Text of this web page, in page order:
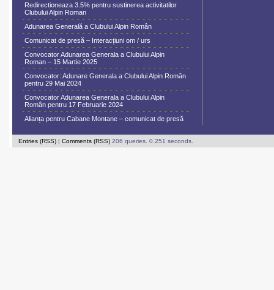
Redirectioneaza 3.5% pentru sustinerea activitatilor
Clubului Alpin Roman
Adunarea Generală a Clubului Alpin Român
Comunicat de presă – Interacțiuni om / urs
Convocator Adunarea Generala a Clubului Alpin
Roman – 15 Martie 2025
Convocator: Adunare Generala a Clubului Alpin Român
pentru 29 Mai 2024
Convocator Adunarea Generala a Clubului Alpin
Român pentru 17 Februarie 2024
Alianța pentru Cabane Montane – comunicat de presă
Entries (RSS) | Comments (RSS) 206 queries. 0.251 seconds.